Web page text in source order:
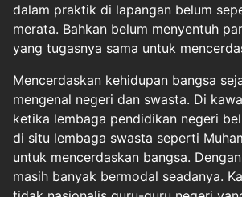
dalam praktik di lapangan belum
merata. Bahkan belum menyentuh
yang tugasnya sama untuk
Mencerdaskan kehidupan bangsa
mengenal negeri dan swasta. Di
ketika lembaga pendidikan negeri
di situ lembaga swasta seperti
untuk mencerdaskan bangsa.
masih banyak bermodal seadanya.